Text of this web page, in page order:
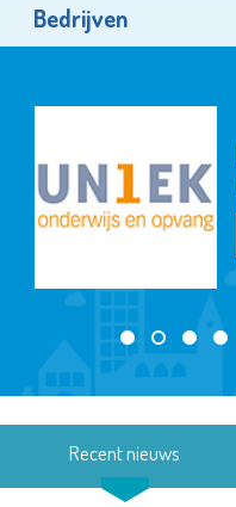
Bedrijven
Recent nieuws